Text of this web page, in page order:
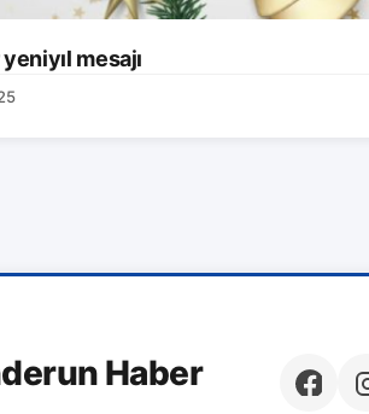
mesajı
Haber